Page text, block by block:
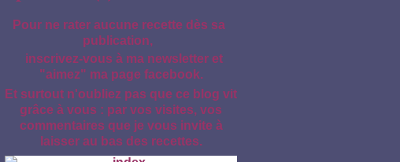
Pour ne rater aucune recette dès sa
publication,
inscrivez-vous à ma newsletter et
"aimez" ma page facebook.
Et surtout n'oubliez pas que ce blog vit
grâce à vous : par vos visites, vos
commentaires que je vous invite à
laisser au bas des recettes.